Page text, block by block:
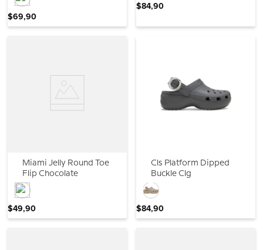
$69,90
$84,90
Miami Jelly Round Toe
Flip Chocolate
$49,90
Cls Platform Dipped
Buckle Clg
$84,90